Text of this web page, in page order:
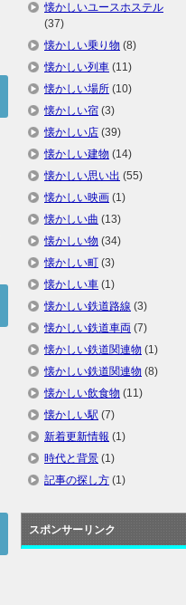
懐かしいユースホステル
(37)
懐かしい乗り物 (8)
懐かしい列車 (11)
懐かしい場所 (10)
懐かしい宿 (3)
懐かしい店 (39)
懐かしい建物 (14)
懐かしい思い出 (55)
懐かしい映画 (1)
懐かしい曲 (13)
懐かしい物 (34)
懐かしい町 (3)
懐かしい車 (1)
懐かしい鉄道路線 (3)
懐かしい鉄道車両 (7)
懐かしい鉄道関連物 (1)
懐かしい鉄道関連物 (8)
懐かしい飲食物 (11)
懐かしい駅 (7)
新着更新情報 (1)
時代と背景 (1)
記事の探し方 (1)
スポンサーリンク